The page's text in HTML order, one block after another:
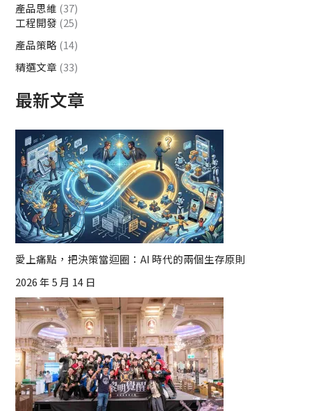
產品思維 (37)
工程開發 (25)
產品策略 (14)
精選文章 (33)
最新文章
愛上痛點，把決策當迴圈：AI 時代的兩個生存原則
2026 年 5 月 14 日